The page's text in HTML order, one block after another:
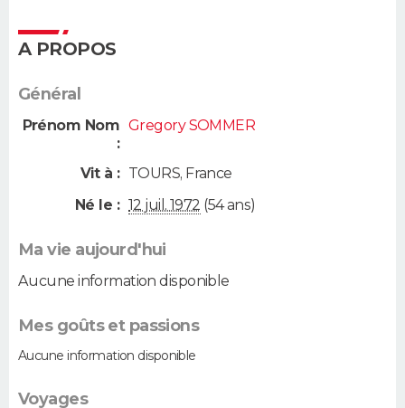
A PROPOS
Général
Prénom Nom
:
Gregory SOMMER
Vit à : TOURS, France
Né le : 12 juil. 1972 (54 ans)
Ma vie aujourd'hui
Aucune information disponible
Mes goûts et passions
Aucune information disponible
Voyages